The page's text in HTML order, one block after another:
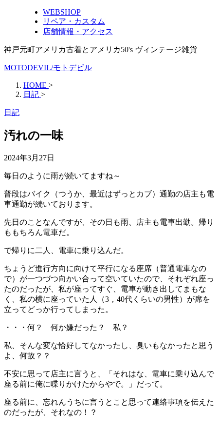
WEBSHOP
リペア・カスタム
店舗情報・アクセス
神戸元町アメリカ古着とアメリカ50's ヴィンテージ雑貨
MOTODEVIL/モトデビル
HOME >
日記 >
日記
汚れの一味
2024年3月27日
毎日のように雨が続いてますね～
普段はバイク（つうか、最近はずっとカブ）通勤の店主も電
車通勤が続いております。
先日のことなんですが、その日も雨、店主も電車出勤。帰り
ももちろん電車だ。
で帰りに二人、電車に乗り込んだ。
ちょうど進行方向に向けて平行になる座席（普通電車なの
で）が一つづつ向かい合って空いていたので、それぞれ座っ
たのだったが、私が座ってすぐ、電車が動き出してまもな
く、私の横に座っていた人（3，40代くらいの男性）が席を
立ってどっか行ってしまった。
・・・何？ 何か嫌だった？ 私？
私、そんな変な恰好してなかったし、臭いもなかったと思う
よ、何故？？
不安に思って店主に言うと、「それはな、電車に乗り込んで
座る前に俺に喋りかけたからやで。」だって。
座る前に、忘れんうちに言うとこと思って連絡事項を伝えた
のだったが、それなの！？